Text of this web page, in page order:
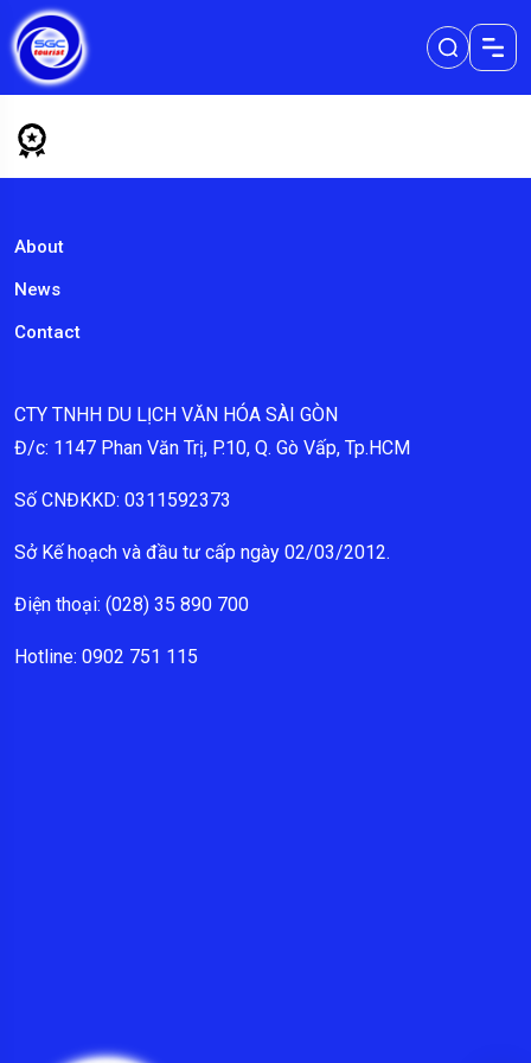
About
News
Contact
CTY TNHH DU LỊCH VĂN HÓA SÀI GÒN
Đ/c: 1147 Phan Văn Trị, P.10, Q. Gò Vấp, Tp.HCM
Số CNĐKKD: 0311592373
Sở Kế hoạch và đầu tư cấp ngày 02/03/2012.
Điện thoại: (028) 35 890 700
Hotline: 0902 751 115